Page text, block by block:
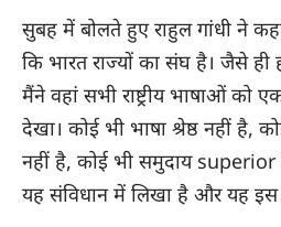
सुबह में बोलते हुए राहुल गांधी ने
कि भारत राज्यों का संघ है। जैसे
मैंने वहां सभी राष्ट्रीय भाषाओं को
देखा। कोई भी भाषा श्रेष्ठ नहीं है,
नहीं है, कोई भी समुदाय superior
यह संविधान में लिखा है और यह इस